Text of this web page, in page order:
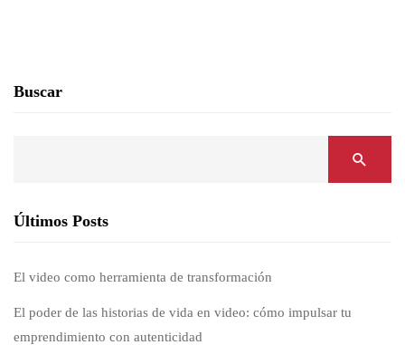
Buscar
Últimos Posts
El video como herramienta de transformación
El poder de las historias de vida en video: cómo impulsar tu
emprendimiento con autenticidad